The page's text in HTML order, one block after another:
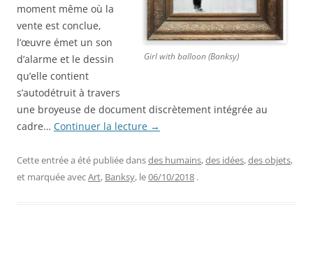
Girl with balloon (Banksy)
moment même où la
vente est conclue,
l’œuvre émet un son
d’alarme et le dessin
qu’elle contient
s’autodétruit à travers
une broyeuse de document discrètement intégrée au
cadre… Continuer la lecture →
Cette entrée a été publiée dansdes humains,des idées,des objets,
et marquée avecArt, Banksy, le06/10/2018 .